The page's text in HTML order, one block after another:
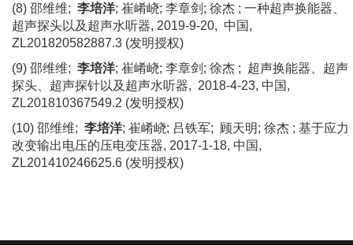
(8) 邵维维; 李培洋; 崔崤峣; 李章剑; 徐杰 ; 一种超声换能器、
超声探头以及超声水听器, 2019-9-20, 中国 ,
ZL201820582887.3 (发明授权)
(9) 邵维维; 李培洋; 崔崤峣; 李章剑; 徐杰 ; 超声换能器、超声
探头、超声探针以及超声水听器, 2018-4-23, 中国,
ZL201810367549.2 (发明授权)
(10) 邵维维; 李培洋; 崔崤峣; 吕铁军; 顾天明; 徐杰 ; 基于应力
改变输出电压的压电变压器, 2017-1-18, 中国,
ZL201410246625.6 (发明授权)